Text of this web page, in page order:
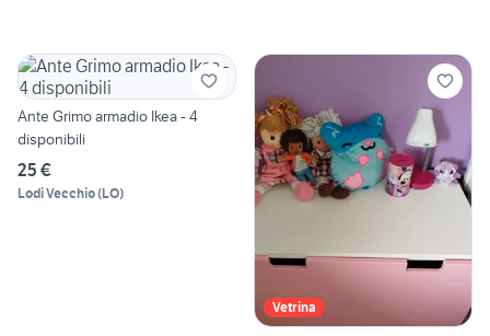
Ante Grimo armadio Ikea - 4
disponibili
25 €
Lodi Vecchio(LO)
Vetrina